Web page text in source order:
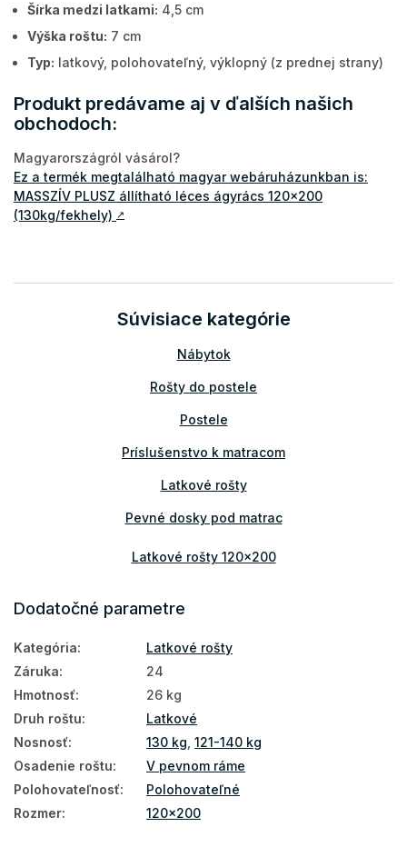
Šírka medzi latkami: 4,5 cm
Výška roštu: 7 cm
Typ: latkový, polohovateľný, výklopný (z prednej strany)
Produkt predávame aj v ďalších našich
obchodoch:
Magyarországról vásárol?
Ez a termék megtalálható magyar webáruházunkban is:
MASSZÍV PLUSZ állítható léces ágyrács 120x200
(130kg/fekhely) ↗
Súvisiace kategórie
Nábytok
Rošty do postele
Postele
Príslušenstvo k matracom
Latkové rošty
Pevné dosky pod matrac
Latkové rošty 120x200
Dodatočné parametre
Kategória:
Latkové rošty
Záruka:
24
Hmotnosť:
26 kg
Druh roštu:
Latkové
Nosnosť: 130 kg 121-140 kg
Osadenie roštu:
V pevnom ráme
Polohovateľnosť:
Polohovateľné
Rozmer: 120x200